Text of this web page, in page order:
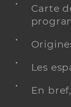
Carte
Les
En